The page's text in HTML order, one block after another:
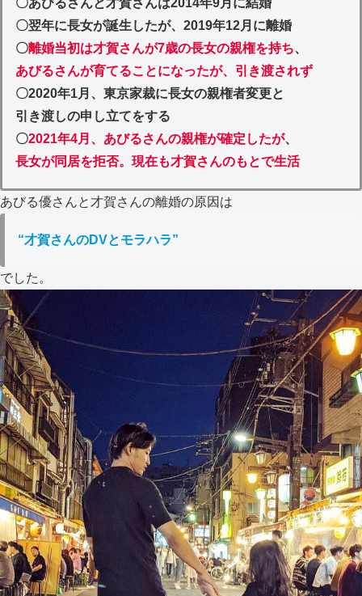
〇翌年に長女が誕生したが、2019年12月に離婚
〇離婚当初は才賀さんが7歳の長女の親権を持ち、
あびるさんが育てることになったが、引き渡されず
〇2020年1月、東京家裁に長女の親権者変更と
引き渡しの申し立てをする
〇2021年4月、あびるさんの親権が確定したが、
長女が同居を拒否。現在も才賀さんのもとで生活
あびる優さんと才賀さんの離婚の原因は
“才賀さんのDVとモラハラ”
でした。